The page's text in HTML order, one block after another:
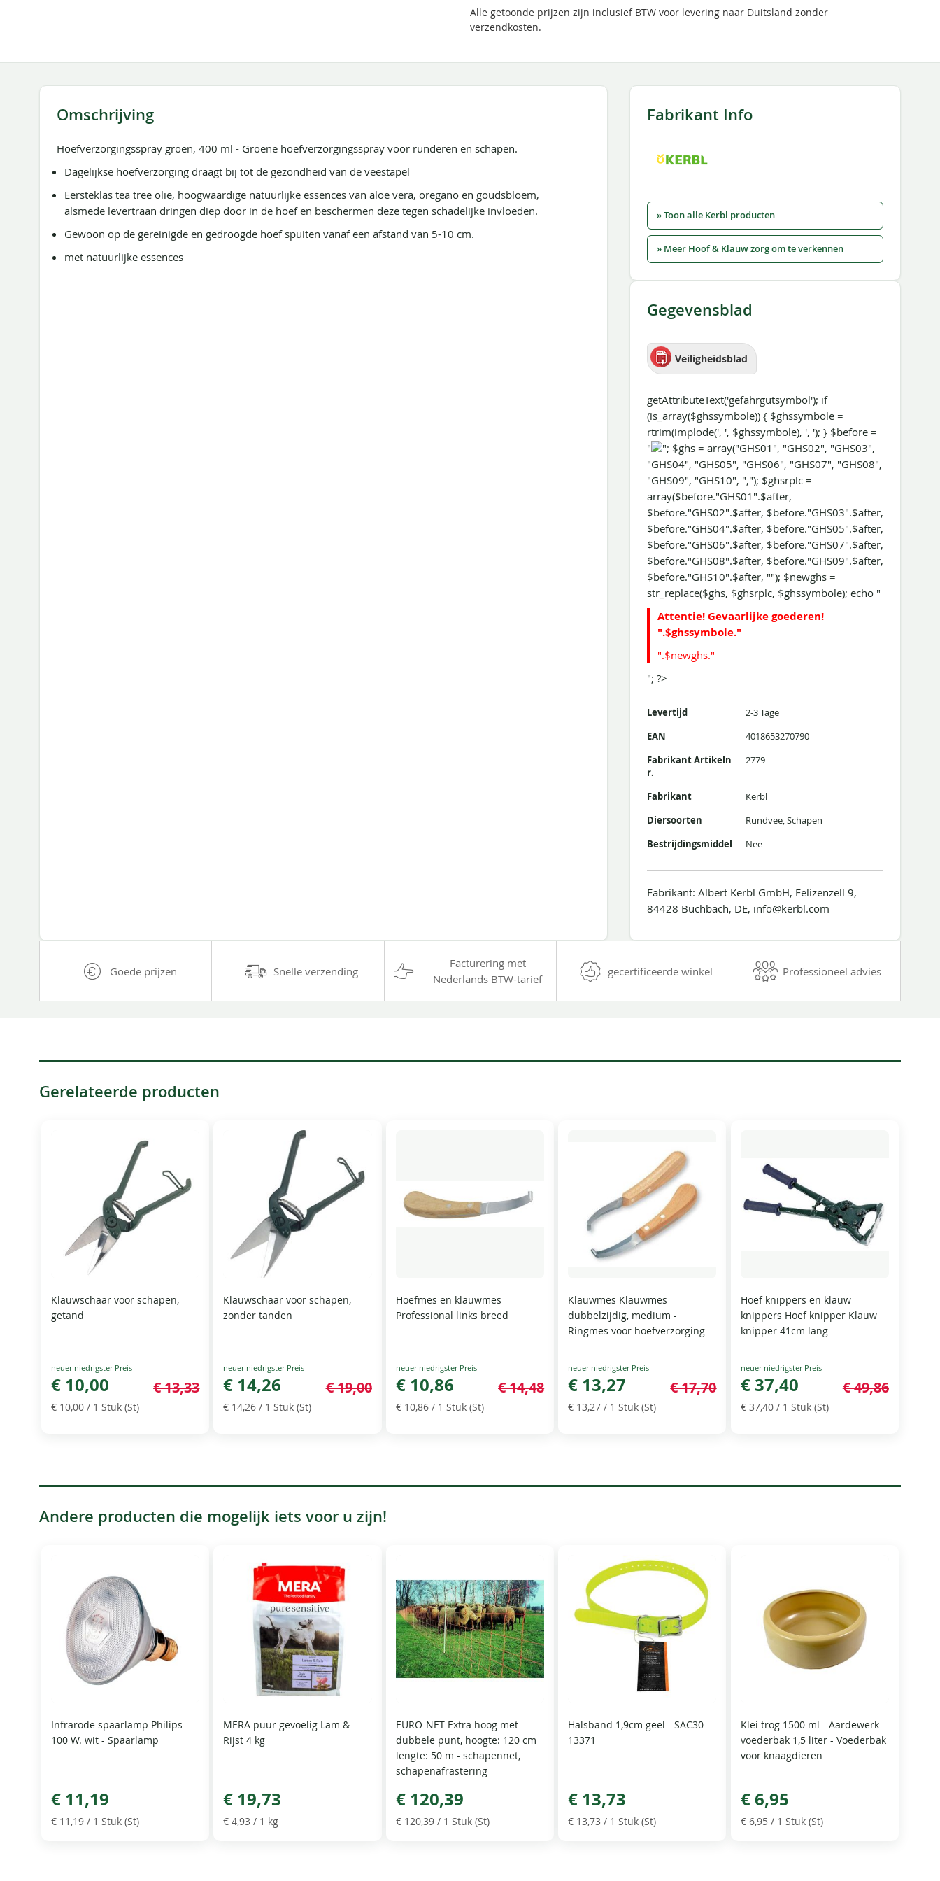
Alle getoonde prijzen zijn inclusief BTW voor levering naar Duitsland zonder
verzendkosten.
Omschrijving
Hoefverzorgingsspray groen, 400 ml - Groene hoefverzorgingsspray voor runderen en schapen.
Dagelijkse hoefverzorging draagt bij tot de gezondheid van de veestapel
Eersteklas tea tree olie, hoogwaardige natuurlijke essences van aloë vera, oregano en goudsbloem,
alsmede levertraan dringen diep door in de hoef en beschermen deze tegen schadelijke invloeden.
Gewoon op de gereinigde en gedroogde hoef spuiten vanaf een afstand van 5-10 cm.
met natuurlijke essences
Fabrikant Info
» Toon alle Kerbl producten
» Meer Hoof & Klauw zorg om te verkennen
Gegevensblad
Veiligheidsblad
getAttributeText('gefahrgutsymbol'); if
(is_array($ghssymbole)) { $ghssymbole =
rtrim(implode(', ', $ghssymbole), ', '); } $before =
"
"; $ghs = array("GHS01", "GHS02", "GHS03",
"GHS04", "GHS05", "GHS06", "GHS07", "GHS08",
"GHS09", "GHS10", ","); $ghsrplc =
array($before."GHS01".$after,
$before."GHS02".$after, $before."GHS03".$after,
$before."GHS04".$after, $before."GHS05".$after,
$before."GHS06".$after, $before."GHS07".$after,
$before."GHS08".$after, $before."GHS09".$after,
$before."GHS10".$after, ""); $newghs =
str_replace($ghs, $ghsrplc, $ghssymbole); echo "
Attentie! Gevaarlijke goederen!
".$ghssymbole."
".$newghs."
"; ?>
Levertijd
2-3 Tage
EAN
4018653270790
Fabrikant Artikeln
r.
2779
Fabrikant
Kerbl
Diersoorten
Rundvee, Schapen
Bestrijdingsmiddel
Nee
Fabrikant: Albert Kerbl GmbH, Felizenzell 9,
84428 Buchbach, DE, info@kerbl.com
Goede prijzen Snelle verzending
Facturering met
Nederlands BTW-tarief
gecertificeerde winkel Professioneel advies
Gerelateerde producten
Klauwschaar voor schapen,
getand
Special
Price
€ 10,00 € 13,33
€ 10,00 / 1 Stuk (St)
Klauwschaar voor schapen,
zonder tanden
Special
Price
€ 14,26 € 19,00
€ 14,26 / 1 Stuk (St)
Hoefmes en klauwmes
Professional links breed
Special
Price
€ 10,86 € 14,48
€ 10,86/ 1 Stuk (St)
Klauwmes Klauwmes
dubbelzijdig, medium -
Ringmes voor hoefverzorging
Special
Price
€ 13,27 € 17,70
€ 13,27 / 1 Stuk (St)
Hoef knippers en klauw
knippers Hoef knipper Klauw
knipper 41cm lang
Special
Price
€ 37,40 € 49,86
€ 37,40/ 1 Stuk (St)
Andere producten die mogelijk iets voor u zijn!
Infrarode spaarlamp Philips
100 W. wit - Spaarlamp
€ 11,19
€ 11,19 / 1 Stuk (St)
MERA puur gevoelig Lam &
Rijst 4 kg
€ 19,73
€ 4,93 / 1 kg
EURO-NET Extra hoog met
dubbele punt, hoogte: 120 cm
lengte: 50 m - schapennet,
schapenafrastering
€ 120,39
€ 120,39/ 1 Stuk (St)
Halsband 1,9cm geel - SAC30-
13371
€ 13,73
€ 13,73 / 1 Stuk (St)
Klei trog 1500 ml - Aardewerk
voederbak 1,5 liter - Voederbak
voor knaagdieren
€ 6,95
€ 6,95/ 1 Stuk (St)